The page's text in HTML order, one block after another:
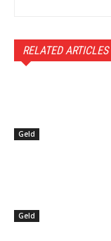
RELATED ARTICLES
Geld
Geld